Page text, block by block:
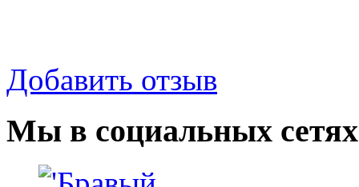
Добавить отзыв
Мы в социальных сетях